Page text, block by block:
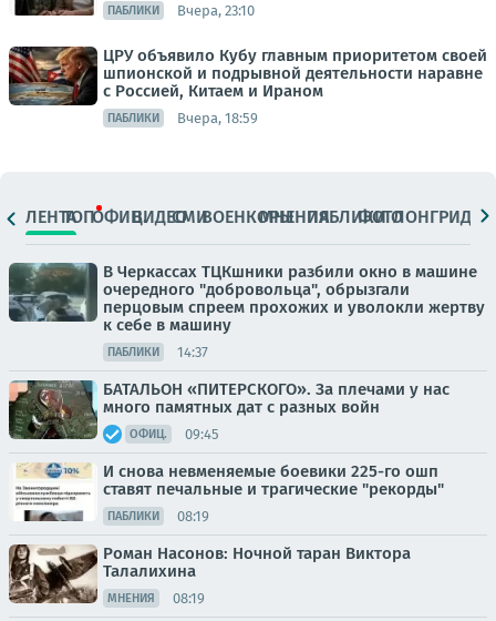
ПАБЛИКИ Вчера, 23:10
ЦРУ объявило Кубу главным приоритетом своей
шпионской и подрывной деятельности наравне
с Россией, Китаем и Ираном
ПАБЛИКИ Вчера, 18:59
ЛЕНТАТОПОФИЦ.ВИДЕОСМИВОЕНКОРЫМНЕНИЯПАБЛИКИ
ФОТОЛОНГРИДЫ
В Черкассах ТЦКшники разбили окно в машине
очередного "добровольца", обрызгали
перцовым спреем прохожих и уволокли жертву
к себе в машину
ПАБЛИКИ 14:37
БАТАЛЬОН «ПИТЕРСКОГО». За плечами у нас
много памятных дат с разных войн
ОФИЦ. 09:45
И снова невменяемые боевики 225-го ошп
ставят печальные и трагические "рекорды"
ПАБЛИКИ 08:19
Роман Насонов: Ночной таран Виктора
Талалихина
МНЕНИЯ 08:19